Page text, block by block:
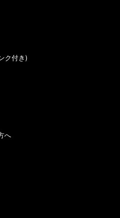
ク付き)
へ